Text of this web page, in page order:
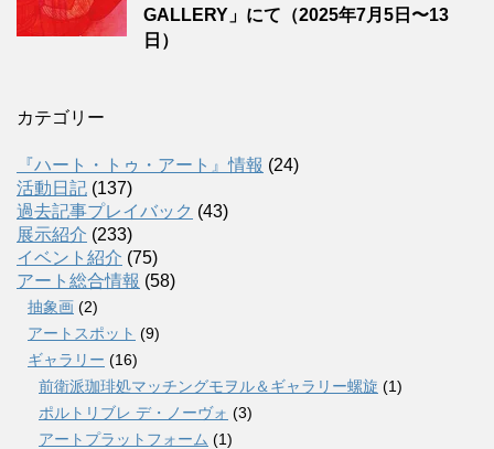
GALLERY」にて（2025年7月5日〜13
日）
カテゴリー
『ハート・トゥ・アート』情報 (24)
活動日記 (137)
過去記事プレイバック (43)
展示紹介 (233)
イベント紹介 (75)
アート総合情報 (58)
抽象画 (2)
アートスポット (9)
ギャラリー (16)
前衛派珈琲処マッチングモヲル＆ギャラリー螺旋 (1)
ポルトリブレ デ・ノーヴォ (3)
アートプラットフォーム (1)